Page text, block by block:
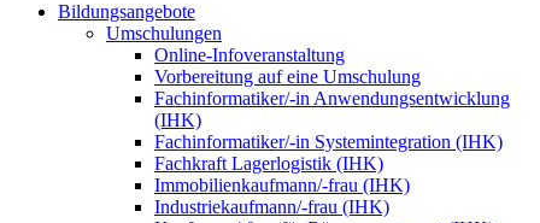
Bildungsangebote
Umschulungen
Online-Infoveranstaltung
Vorbereitung auf eine Umschulung
Fachinformatiker/-in Anwendungsentwicklung
(IHK)
Fachinformatiker/-in Systemintegration (IHK)
Fachkraft Lagerlogistik (IHK)
Immobilienkaufmann/-frau (IHK)
Industriekaufmann/-frau (IHK)